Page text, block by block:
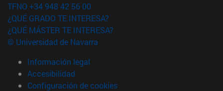
TFNO +34 948 42 56 00
¿QUÉ GRADO TE INTERESA?
¿QUÉ MÁSTER TE INTERESA?
© Universidad de Navarra
Información legal
Accesibilidad
Configuración de cookies